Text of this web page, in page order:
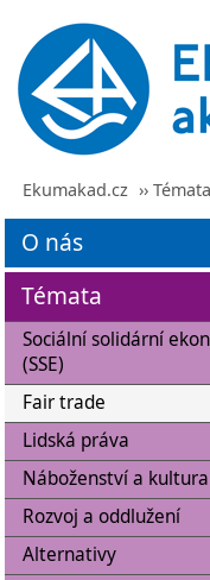
Ekumakad.cz ›› Témata
O nás
Témata
Sociální solidární
(SSE)
Fair trade
Lidská práva
Náboženství a kultura
Rozvoj a oddlužení
Alternativy